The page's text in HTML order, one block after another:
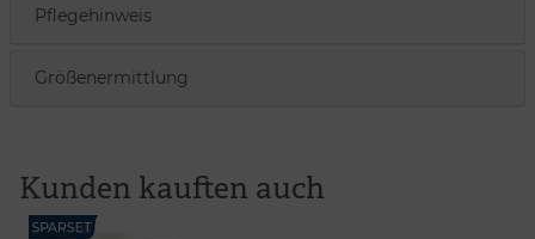
Pflegehinweis
Größenermittlung
Kunden kauften auch